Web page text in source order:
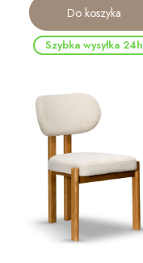
Do koszyka
Szybka wysyłka 24h